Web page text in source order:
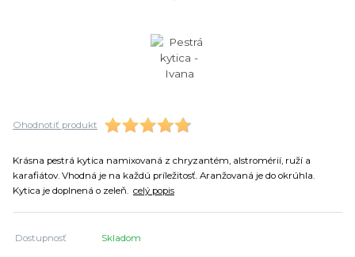
Ohodnotiť produkt
Krásna pestrá kytica namixovaná z chryzantém, alstromérií, ruží a
karafiátov. Vhodná je na každú príležitosť. Aranžovaná je do okrúhla.
Kytica je doplnená o zeleň. celý popis
Dostupnosť Skladom